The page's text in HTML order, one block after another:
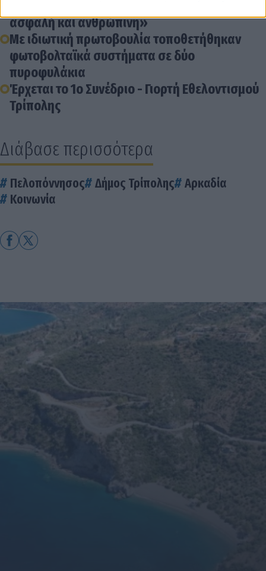
ασφαλή και ανθρώπινη»
Με ιδιωτική πρωτοβουλία τοποθετήθηκαν
φωτοβολταϊκά συστήματα σε δύο
πυροφυλάκια
Έρχεται το 1ο Συνέδριο - Γιορτή Εθελοντισμού
Τρίπολης
Διάβασε περισσότερα
Πελοπόννησος Δήμος Τρίπολης
Αρκαδία
Κοινωνία